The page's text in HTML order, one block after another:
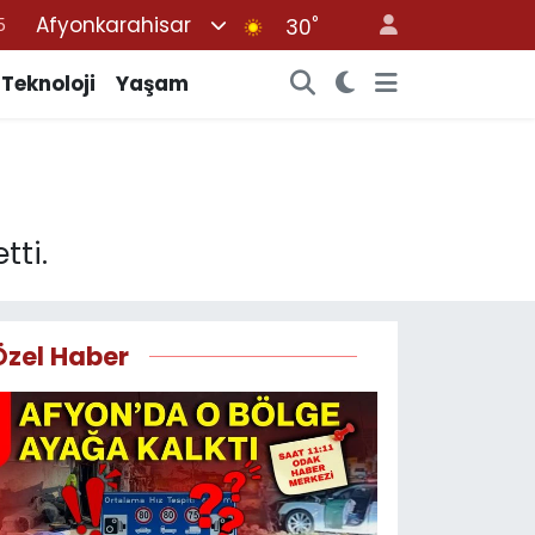
Afyonkarahisar 30°
Teknoloji Yaşam
Haber